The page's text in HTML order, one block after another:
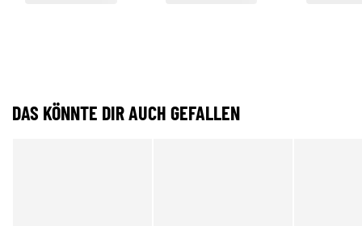
DAS KÖNNTE DIR AUCH GEFALLEN